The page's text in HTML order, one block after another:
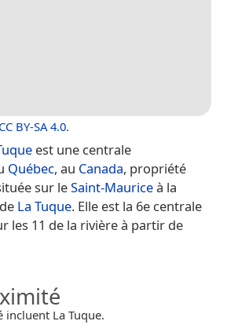
CC BY-SA 4.0.
est une centrale
Québec, au Canada, propriété
sur leSaint-Mauriceà la
La Tuque. Elle est la 6e centrale
les 11 de la rivière à partir de
La Tuque.